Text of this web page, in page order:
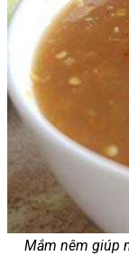
Mắm nêm giúp